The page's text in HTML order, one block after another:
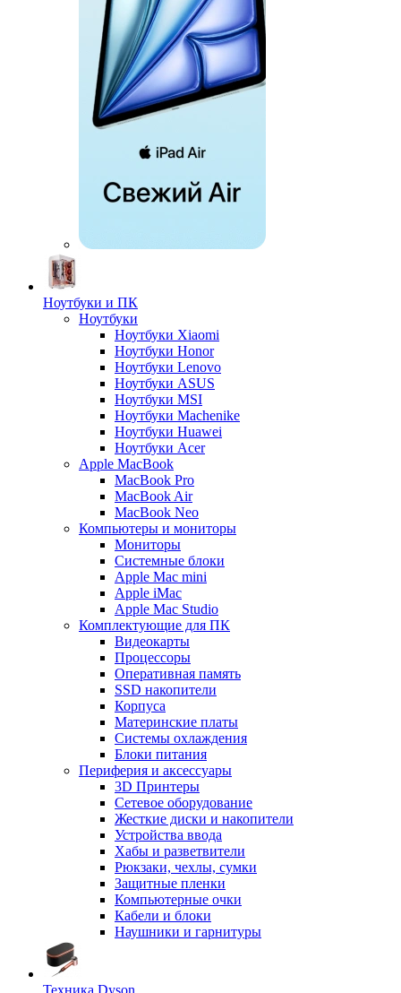
Ноутбуки и ПК
Ноутбуки
Ноутбуки Xiaomi
Ноутбуки Honor
Ноутбуки Lenovo
Ноутбуки ASUS
Ноутбуки MSI
Ноутбуки Machenike
Ноутбуки Huawei
Ноутбуки Acer
Apple MacBook
MacBook Pro
MacBook Air
MacBook Neo
Компьютеры и мониторы
Мониторы
Системные блоки
Apple Mac mini
Apple iMac
Apple Mac Studio
Комплектующие для ПК
Видеокарты
Процессоры
Оперативная память
SSD накопители
Корпуса
Материнские платы
Системы охлаждения
Блоки питания
Периферия и аксессуары
3D Принтеры
Сетевое оборудование
Жесткие диски и накопители
Устройства ввода
Хабы и разветвители
Рюкзаки, чехлы, сумки
Защитные пленки
Компьютерные очки
Кабели и блоки
Наушники и гарнитуры
Техника Dyson